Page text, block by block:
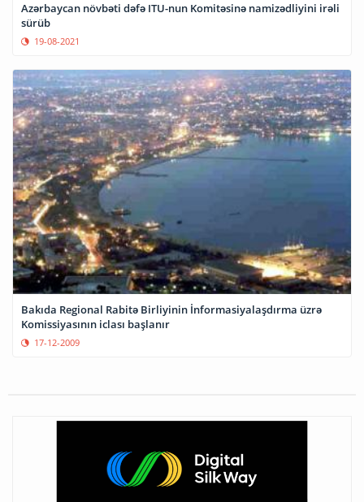
Azərbaycan növbəti dəfə ITU-nun Komitəsinə namizədliyini irəli
sürüb
19-08-2021
Bakıda Regional Rabitə Birliyinin İnformasiyalaşdırma üzrə
Komissiyasının iclası başlanır
17-12-2009